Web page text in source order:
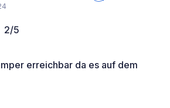
2/5
erreichbar da es auf dem